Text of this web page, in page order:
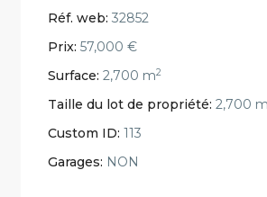
Réf. web: 32852
Prix: 57,000 €
Surface: 2,700 m2
Taille du lot de propriété: 2,700 m
Custom ID: 113
Garages: NON